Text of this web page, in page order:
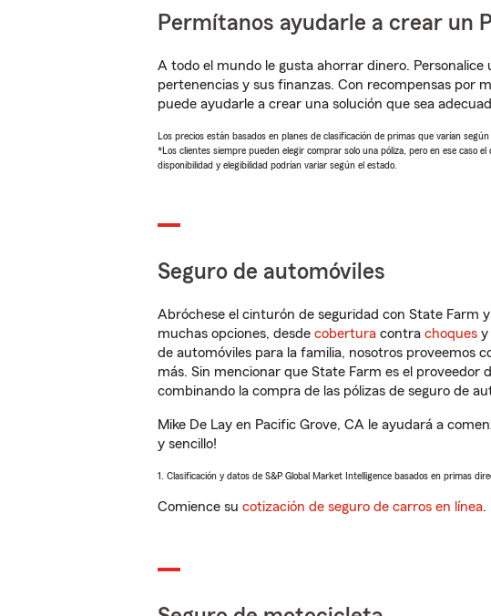
Permítanos ayudarle a crear un
A todo el mundo le gusta ahorrar dinero.
pertenencias y sus finanzas. Con recompensas por
puede ayudarle a crear una solución que sea
Los precios están basados en planes de clasificación de primas que varían
*Los clientes siempre pueden elegir comprar solo una póliza, pero en ese caso
disponibilidad y elegibilidad podrían variar según el estado.
Seguro de automóviles
Abróchese el cinturón de seguridad con State Farm
muchas opciones, desde cobertura contra choques y
de automóviles para la familia, nosotros proveemos
más. Sin mencionar que State Farm es el proveedor
combinando la compra de las pólizas de seguro de
Mike De Lay en Pacific Grove, CA le ayudará a
y sencillo!
1. Clasificación y datos de S&P Global Market Intelligence basados en primas
Comience su cotización de seguro de carros en línea.